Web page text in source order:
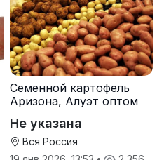
Семенной картофель
Аризона, Алуэт оптом
Не указана
Вся Россия